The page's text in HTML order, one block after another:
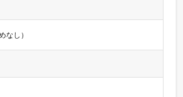
なし）